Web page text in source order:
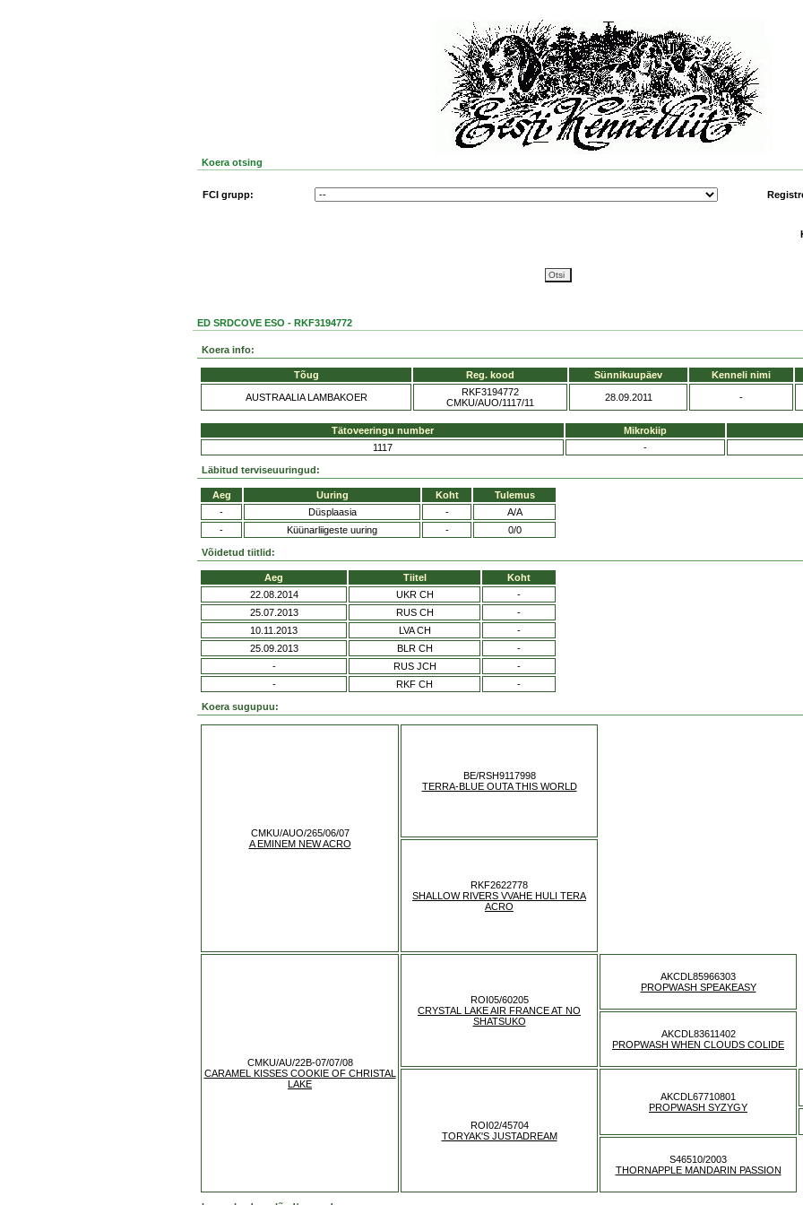
Koera otsing
FCI grupp:
ED SRDCOVE ESO - RKF3194772
Koera info:
Tõug Reg. kood Sünnikuupäev Kenneli nimi
AUSTRAALIA LAMBAKOER
RKF3194772
CMKU/AUO/1117/11
28.09.2011 -
Tätoveeringu number Mikrokiip
1117
-
Läbitud terviseuuringud:
Aeg Uuring Koht
Tulemus
-
Düsplaasia -
A/A
-
Küünarliigeste uuring - 0/0
Võidetud tiitlid:
Aeg Tiitel
Koht
22.08.2014
UKR CH
-
25.07.2013
RUS CH
-
10.11.2013
LVA CH
-
25.09.2013
BLR CH
-
-
RUS JCH
-
-
RKF CH -
Koera sugupuu:
CMKU/AUO/265/06/07
A EMINEM NEW ACRO
BE/RSH9117998
TERRA-BLUE OUTA THIS WORLD
RKF2622778
SHALLOW RIVERS VVAHE HULI TERA
ACRO
CMKU/AU/22B-07/07/08
CARAMEL KISSES COOKIE OF CHRISTAL
LAKE
ROI05/60205
CRYSTAL LAKE AIR FRANCE AT NO
SHATSUKO
AKCDL85966303
PROPWASH SPEAKEASY
AKCDL83611402
PROPWASH WHEN CLOUDS COLIDE
ROI02/45704
TORYAK'S JUSTADREAM
AKCDL67710801
PROPWASH SYZYGY
S46510/2003
THORNAPPLE MANDARIN PASSION